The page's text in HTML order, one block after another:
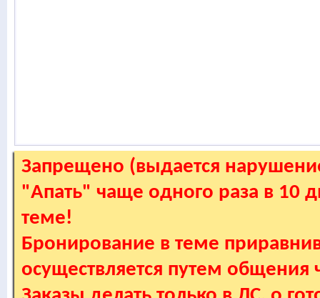
Запрещено (выдается
"Апать" чаще одного раза в 10
теме!
Бронирование в теме
осуществляется путем